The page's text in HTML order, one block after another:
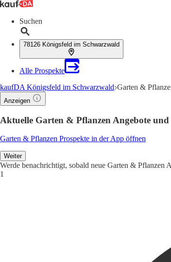
Suchen
78126 Königsfeld im Schwarzwald
Alle Prospekte
kaufDA Königsfeld im Schwarzwald Garten &
Anzeigen
Aktuelle Garten & Pflanzen Angebote
Garten & Pflanzen Prospekte in der App öffnen
Weiter
Werde benachrichtigt, sobald neue Garten & Pflanzen